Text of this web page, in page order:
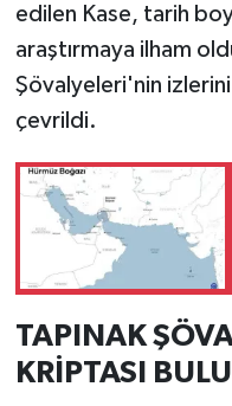
edilen Kase, tarih
araştırmaya ilham
Şövalyeleri'nin
çevrildi.
TAPINAK
KRİPTASI
Kültür Sanat
Kütahya
Otomobil
Pazarlar
Resmi İlan